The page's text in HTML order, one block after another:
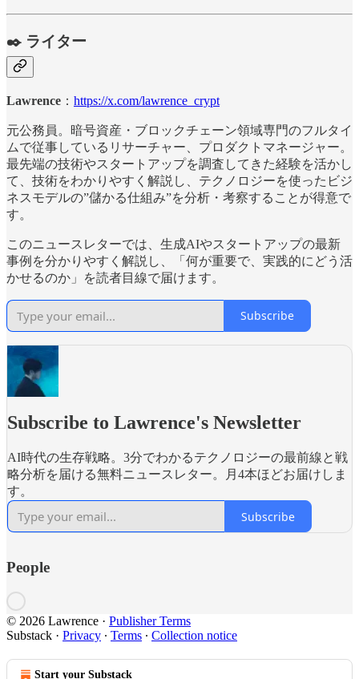
✒️ ライター
Lawrence ： https://x.com/lawrence_crypt
元公務員。暗号資産・ブロックチェーン領域専門のフルタイ
ムで従事しているリサーチャー、プロダクトマネージャー。
最先端の技術やスタートアップを調査してきた経験を活かし
て、技術をわかりやすく解説し、テクノロジーを使ったビジ
ネスモデルの”儲かる仕組み”を分析・考察することが得意で
す。
このニュースレターでは、生成AIやスタートアップの最新
事例を分かりやすく解説し、「何が重要で、実践的にどう活
かせるのか」を読者目線で届けます。
Subscribe
Subscribe to Lawrence's Newsletter
AI時代の生存戦略。3分でわかるテクノロジーの最前線と戦
略分析を届ける無料ニュースレター。月4本ほどお届けしま
す。
Subscribe
People
© 2026 Lawrence · Publisher Terms
Substack · Privacy ∙ Terms ∙ Collection notice
Start your Substack